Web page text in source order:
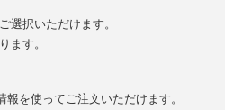
選択いただけます。
ます。
を使ってご注文いただけます。